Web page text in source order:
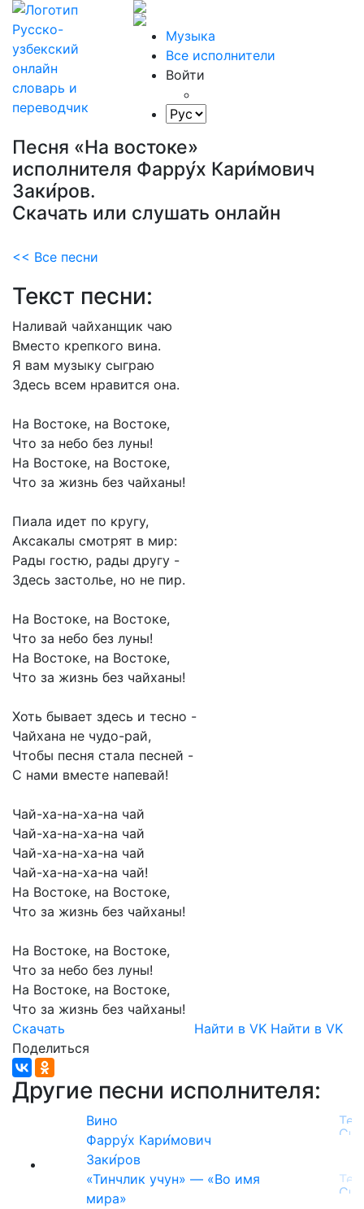
Музыка
Все исполнители
Войти
Песня «На востоке»
исполнителя Фарру́х Кари́мович
Заки́ров.
Скачать или слушать онлайн
<< Все песни
Текст песни:
Наливай чайханщик чаю
Вместо крепкого вина.
Я вам музыку сыграю
Здесь всем нравится она.
На Востоке, на Востоке,
Что за небо без луны!
На Востоке, на Востоке,
Что за жизнь без чайханы!
Пиала идет по кругу,
Аксакалы смотрят в мир:
Рады гостю, рады другу -
Здесь застолье, но не пир.
На Востоке, на Востоке,
Что за небо без луны!
На Востоке, на Востоке,
Что за жизнь без чайханы!
Хоть бывает здесь и тесно -
Чайхана не чудо-рай,
Чтобы песня стала песней -
С нами вместе напевай!
Чай-ха-на-ха-на чай
Чай-ха-на-ха-на чай
Чай-ха-на-ха-на чай
Чай-ха-на-ха-на чай!
На Востоке, на Востоке,
Что за жизнь без чайханы!
На Востоке, на Востоке,
Что за небо без луны!
На Востоке, на Востоке,
Что за жизнь без чайханы!
Скачать
Найти в VK Найти в VK
Поделиться
Другие песни исполнителя:
Вино
Фарру́х Кари́мович
Заки́ров
«Тинчлик учун» — «Во имя
мира»